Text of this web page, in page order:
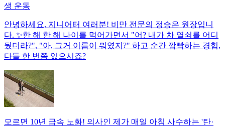
생 운동
안녕하세요, 지니어터 여러분! 비만 전문의 정승은 원장입니
다. ✨한 해 한 해 나이를 먹어가면서 "어? 내가 차 열쇠를 어디
뒀더라?", "아, 그거 이름이 뭐였지?" 하고 순간 깜빡하는 경험,
다들 한 번쯤 있으시죠?
모르면 10년 급속 노화! 의사인 제가 매일 아침 사수하는 '탄·